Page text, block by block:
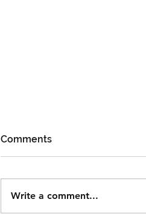
Comments
Write a comment...